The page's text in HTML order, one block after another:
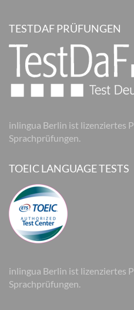
TESTDAF PRÜFUNGEN
inlingua Berlin ist lizenziertes
Sprachprüfungen.
TOEIC LANGUAGE TESTS
inlingua Berlin ist lizenziertes
Sprachprüfungen.